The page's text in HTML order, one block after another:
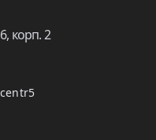
корп. 2